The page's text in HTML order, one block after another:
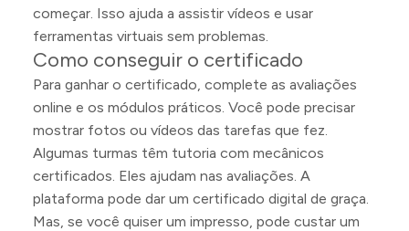
começar. Isso ajuda a assistir vídeos e usar
ferramentas virtuais sem problemas.
Como conseguir o certificado
Para ganhar o certificado, complete as avaliações
online e os módulos práticos. Você pode precisar
mostrar fotos ou vídeos das tarefas que fez.
Algumas turmas têm tutoria com mecânicos
certificados. Eles ajudam nas avaliações. A
plataforma pode dar um certificado digital de graça.
Mas, se você quiser um impresso, pode custar um